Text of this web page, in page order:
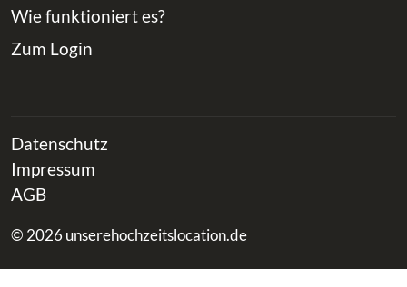
Wie funktioniert es?
Zum Login
Datenschutz
Impressum
AGB
© 2026 unserehochzeitslocation.de